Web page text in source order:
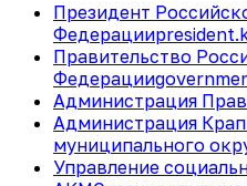
Президент
Федерации
Правительство
Федерации
Администрация
Администрация
муниципального
Управление